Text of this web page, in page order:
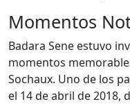
Momentos
Badara Sene estuvo
momentos
Sochaux. Uno de los
el 14 de abril de 2018,